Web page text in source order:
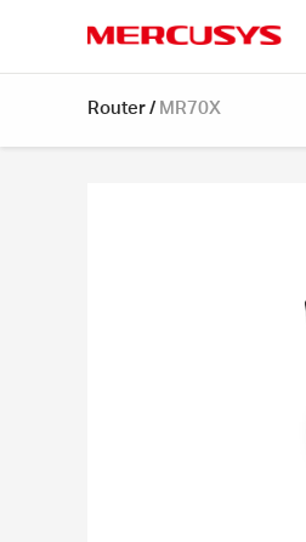
Router/ MR70X